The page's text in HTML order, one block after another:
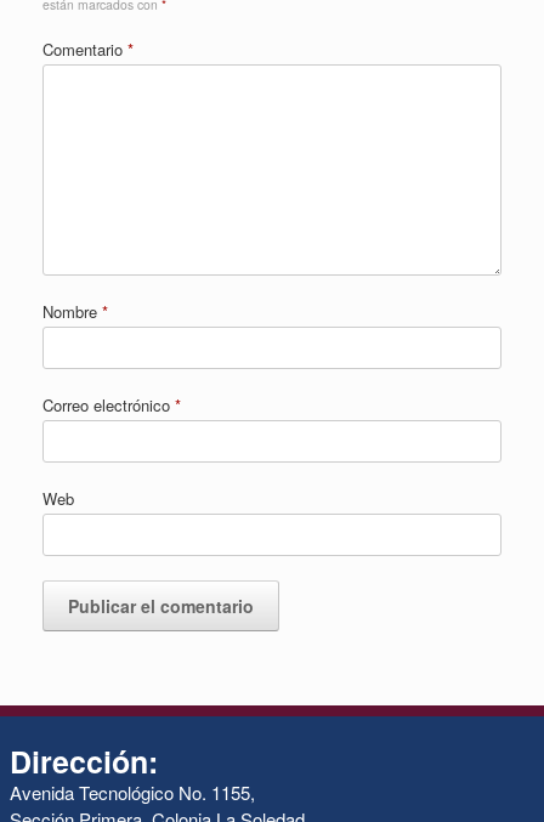
están marcados con *
Comentario *
Nombre *
Correo electrónico *
Web
Dirección:
Avenida Tecnológico No. 1155,